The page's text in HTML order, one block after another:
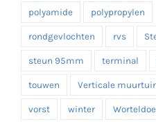
polyamide polypropylen
rondgevlochten rvs
steun 95mm terminal
touwen Verticale
vorst winter